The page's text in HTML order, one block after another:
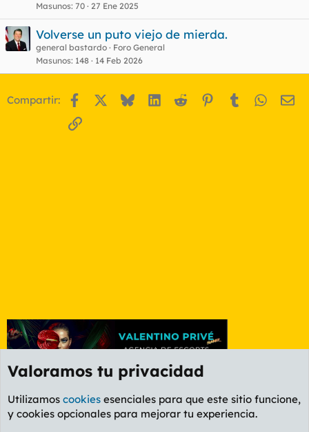
Masunos 70 27 Ene 2025
Volverse un puto viejo de mierda.
general bastardo
Foro General
Masunos 148 14 Feb 2026
Compartir: Facebook BlueskyLinkedIn
Reddit Pinterest
Tumblr
Enlace
Foro General
Valoramos tu privacidad
Utilizamos cookies esenciales para que este sitio funcione,
y cookies opcionales para mejorar tu experiencia.